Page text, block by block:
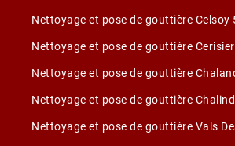
Nettoyage et pose de gouttière Celsoy
Nettoyage et pose de gouttière
Nettoyage et pose de gouttière
Nettoyage et pose de gouttière
Nettoyage et pose de gouttière Vals